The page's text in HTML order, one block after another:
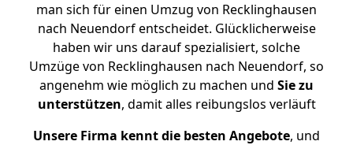
man sich für einen Umzug von Recklinghausen
nach Neuendorf entscheidet. Glücklicherweise
haben wir uns darauf spezialisiert, solche
Umzüge von Recklinghausen nach Neuendorf, so
angenehm wie möglich zu machen und Sie zu
unterstützen, damit alles reibungslos verläuft
Unsere Firma kennt die besten Angebote, und